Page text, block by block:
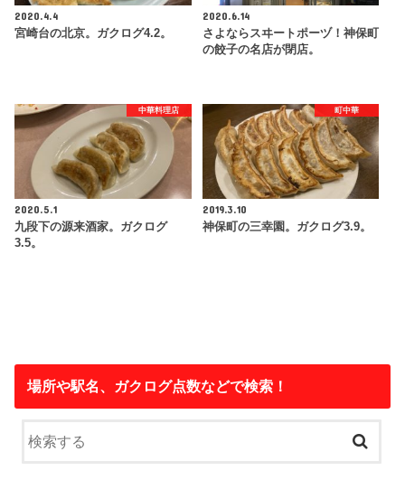
2020.4.4
宮崎台の北京。ガクログ4.2。
2020.6.14
さよならスヰートポーヅ！神保町
の餃子の名店が閉店。
中華料理店
2020.5.1
九段下の源来酒家。ガクログ
3.5。
町中華
2019.3.10
神保町の三幸園。ガクログ3.9。
場所や駅名、ガクログ点数などで検索！